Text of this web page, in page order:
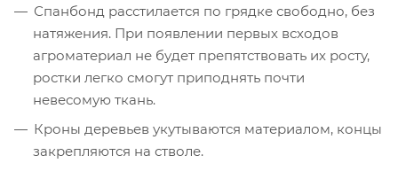
Спанбонд расстилается по грядке свободно, без
натяжения. При появлении первых всходов
агроматериал не будет препятствовать их росту,
ростки легко смогут приподнять почти
невесомую ткань.
Кроны деревьев укутываются материалом, концы
закрепляются на стволе.